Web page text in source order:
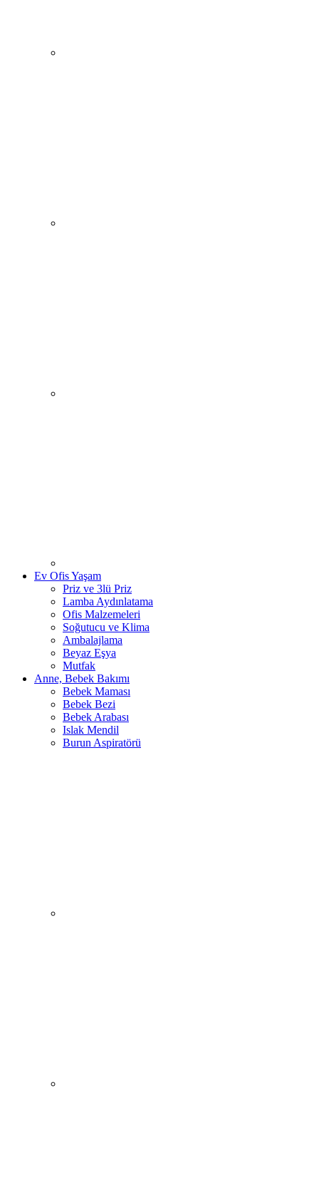
Ev Ofis Yaşam
Priz ve 3lü Priz
Lamba Aydınlatama
Ofis Malzemeleri
Soğutucu ve Klima
Ambalajlama
Beyaz Eşya
Mutfak
Anne, Bebek Bakımı
Bebek Maması
Bebek Bezi
Bebek Arabası
Islak Mendil
Burun Aspiratörü